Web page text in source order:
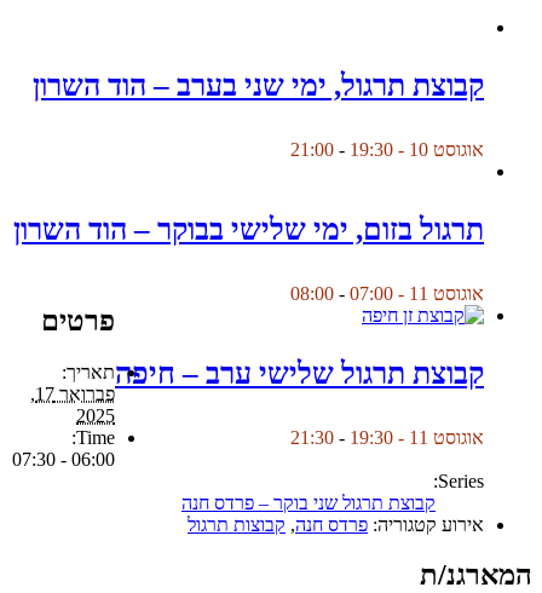
קבוצת תרגול, ימי שני בערב – הוד השרון
אוגוסט 10 - 19:30 -
21:00
תרגול בזום, ימי שלישי בבוקר – הוד השרון
אוגוסט 11 - 07:00 -
08:00
קבוצת תרגול שלישי ערב – חיפה
אוגוסט 11 - 19:30 -
21:30
פרטים
תאריך:
פברואר 17,
2025
Time:
06:00 - 07:30
Series:
קבוצת תרגול שני בוקר – פרדס חנה
אירוע קטגוריה: פרדס חנה, קבוצות תרגול
המארגנ/ת